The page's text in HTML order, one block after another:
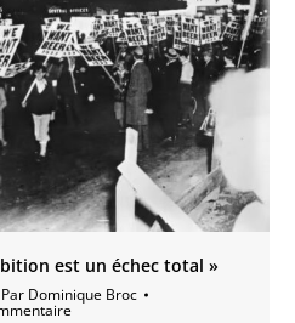
est un échec total »
Par Dominique Broc